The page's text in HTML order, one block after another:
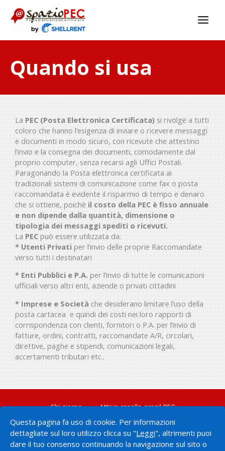
Quando si usa
LaPEC (Posta Elettronica Certificata)si rivolge a tutti
coloro che hanno l’esigenza di inviare o ricevere messaggi
e documenti in modo sicuro, con ricevute che attestino
l’invio e la consegna dei documenti, comodamente dal
proprio computer, senza recarsi agli Uffici Postali.
Paragonando la Posta elettronica certificata ai
tradizionali sistemi di comunicazione come fax o posta
raccomandata è evidente il risparmio di tempo e denaro
che si ottiene, poichèil costo della PEC è fisso annuale
e non dipende dalla quantità, dimensione o
tipologia dei messaggi spediti o ricevuti.
LaPECpuò essere utilizzata da:
* Utenti Privatiper l’invio delle proprie Raccomandate
verso tutti i destinatari
* Enti Pubblici e P.A.per l’invio di tutte le comunicazioni
ufficiali verso altri enti, aziende o privati cittadini
* Imprese e Societàche desiderano limitare l’uso della
posta cartacea e quindi dei costi nei loro rapporti di
corrispondenza con clienti, fornitori o P.A. per l’invio di
fatture, ordini, contratti, raccomandate A/R, circolari,
direttive, paghe e stipendi, comunicazioni legali,
accertamenti tributari etc..
Chi siamo
Attiva casella email PEC
Guide configurazione PEC
Contattaci
Questa pagina fa uso di cookie. Per informazioni
dettagliate sul loro utilizzo clicca su "Leggi", altrimenti puoi
dare il tuo consenso continuando la navigazione sul sito o